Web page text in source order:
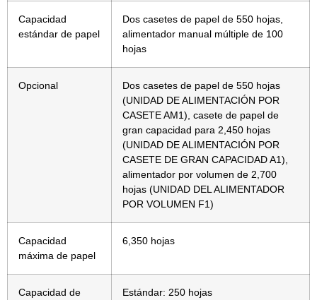
Capacidad
estándar de papel
Dos casetes de papel de 550 hojas,
alimentador manual múltiple de 100
hojas
Opcional
Dos casetes de papel de 550 hojas
(UNIDAD DE ALIMENTACIÓN POR
CASETE AM1), casete de papel de
gran capacidad para 2,450 hojas
(UNIDAD DE ALIMENTACIÓN POR
CASETE DE GRAN CAPACIDAD A1),
alimentador por volumen de 2,700
hojas (UNIDAD DEL ALIMENTADOR
POR VOLUMEN F1)
Capacidad
máxima de papel
6,350 hojas
Capacidad de
Estándar: 250 hojas